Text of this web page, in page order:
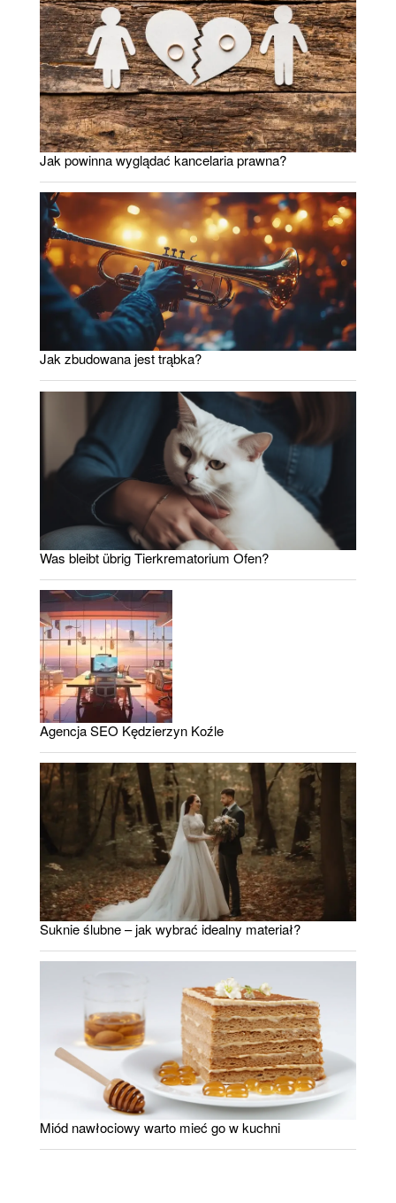
Jak powinna wyglądać kancelaria prawna?
Jak zbudowana jest trąbka?
Was bleibt übrig Tierkrematorium Ofen?
Agencja SEO Kędzierzyn Koźle
Suknie ślubne – jak wybrać idealny materiał?
Miód nawłociowy warto mieć go w kuchni